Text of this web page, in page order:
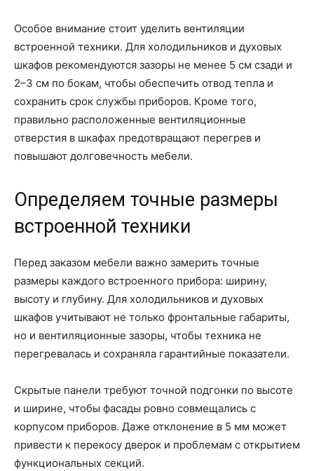
Особое внимание стоит уделить вентиляции
встроенной техники. Для холодильников и духовых
шкафов рекомендуются зазоры не менее 5 см сзади и
2–3 см по бокам, чтобы обеспечить отвод тепла и
сохранить срок службы приборов. Кроме того,
правильно расположенные вентиляционные
отверстия в шкафах предотвращают перегрев и
повышают долговечность мебели.
Определяем точные размеры
встроенной техники
Перед заказом мебели важно замерить точные
размеры каждого встроенного прибора: ширину,
высоту и глубину. Для холодильников и духовых
шкафов учитывают не только фронтальные габариты,
но и вентиляционные зазоры, чтобы техника не
перегревалась и сохраняла гарантийные показатели.
Скрытые панели требуют точной подгонки по высоте
и ширине, чтобы фасады ровно совмещались с
корпусом приборов. Даже отклонение в 5 мм может
привести к перекосу дверок и проблемам с открытием
функциональных секций.